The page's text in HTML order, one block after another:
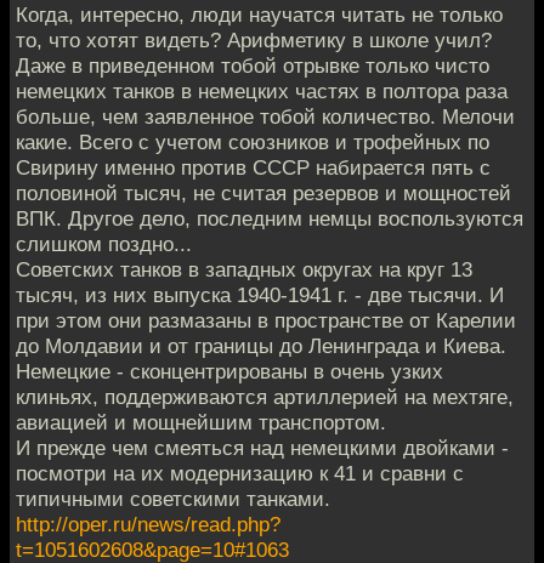
Когда, интересно, люди научатся читать не только
то, что хотят видеть? Арифметику в школе учил?
Даже в приведенном тобой отрывке только чисто
немецких танков в немецких частях в полтора раза
больше, чем заявленное тобой количество. Мелочи
какие. Всего с учетом союзников и трофейных по
Свирину именно против СССР набирается пять с
половиной тысяч, не считая резервов и мощностей
ВПК. Другое дело, последним немцы воспользуются
слишком поздно...
Советских танков в западных округах на круг 13
тысяч, из них выпуска 1940-1941 г. - две тысячи. И
при этом они размазаны в пространстве от Карелии
до Молдавии и от границы до Ленинграда и Киева.
Немецкие - сконцентрированы в очень узких
клиньях, поддерживаются артиллерией на мехтяге,
авиацией и мощнейшим транспортом.
И прежде чем смеяться над немецкими двойками -
посмотри на их модернизацию к 41 и сравни с
типичными советскими танками.
http://oper.ru/news/read.php?
t=1051602608&page=10#1063